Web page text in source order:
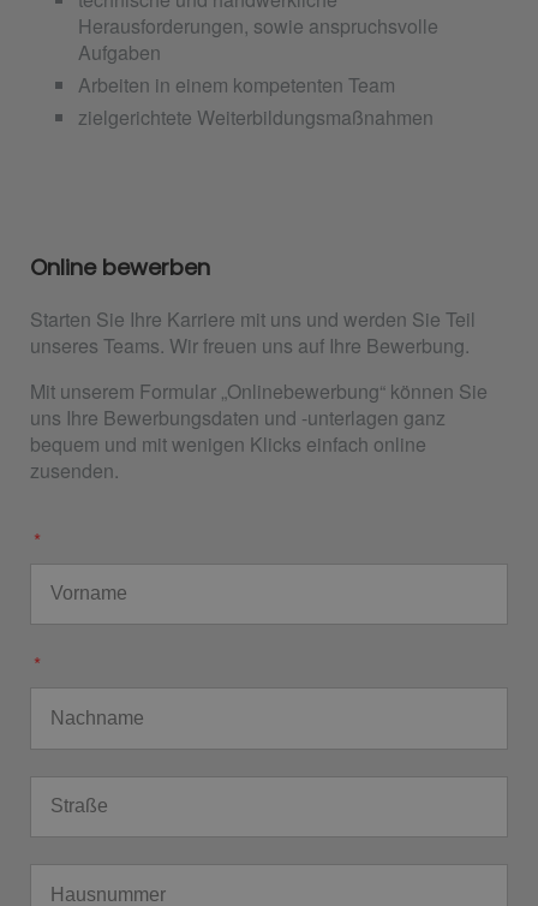
Herausforderungen, sowie anspruchsvolle
Aufgaben
Arbeiten in einem kompetenten Team
zielgerichtete Weiterbildungsmaßnahmen
Online bewerben
Starten Sie Ihre Karriere mit uns und werden Sie Teil
unseres Teams. Wir freuen uns auf Ihre Bewerbung.
Mit unserem Formular „Onlinebewerbung“ können Sie
uns Ihre Bewerbungsdaten und -unterlagen ganz
bequem und mit wenigen Klicks einfach online
zusenden.